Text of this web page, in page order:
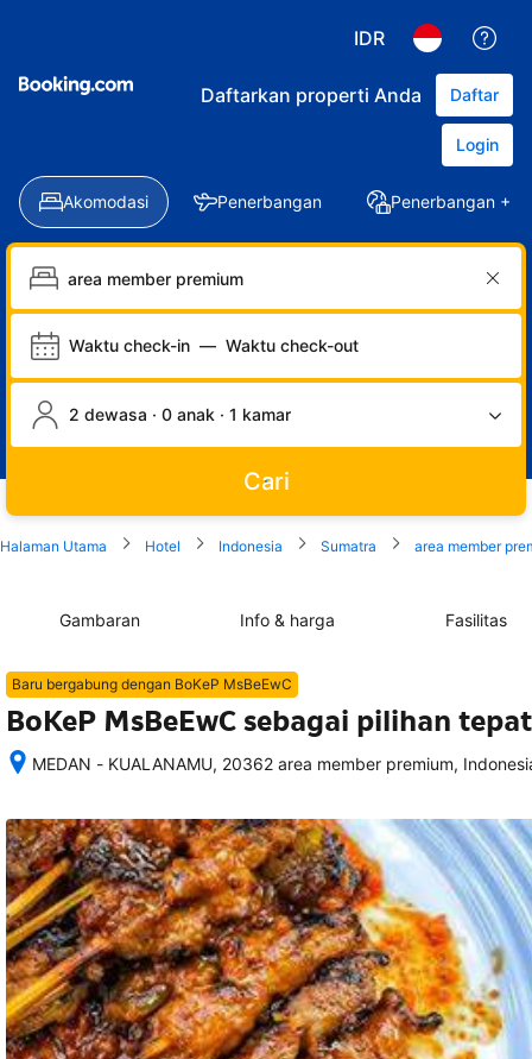
IDR
Daftarkan properti Anda Daftar
Login
Akomodasi Penerbangan Penerbangan +
Waktu check-in — Waktu check-out
2 dewasa · 0 anak · 1 kamar
Cari
Halaman Utama Hotel Indonesia Sumatra area member
Gambaran Info & harga Fasilitas
Baru bergabung dengan BoKeP MsBeEwC
BoKeP MsBeEwC sebagai pilihan
MEDAN - KUALANAMU, 20362 area member premium,
semua
rincian
akomodasi
termasuk
nomor
telepon
dan
alamat
akan
disertakan